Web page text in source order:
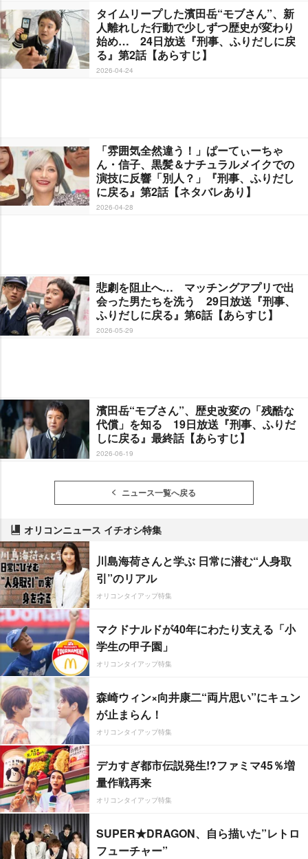
タイムリープした濱田岳“モブさん”、新
人離れした行動で少しずつ歴史が変わり
始め… 24日放送『刑事、ふりだしに戻
る』第2話【あらすじ】
2026-04-24
「雰囲気全然違う！」ぱーてぃーちゃ
ん・信子、黒髪＆ナチュラルメイクでの
演技に反響「別人？」『刑事、ふりだし
に戻る』第2話【ネタバレあり】
2026-04-28
悲劇を阻止へ… マッチングアプリで出
会った男たちを洗う 29日放送『刑事、
ふりだしに戻る』第6話【あらすじ】
2026-05-29
濱田岳“モブさん”、歴史改変の「残酷な
代償」を知る 19日放送『刑事、ふりだ
しに戻る』最終話【あらすじ】
2026-06-19
ニュース一覧へ戻る
オリコンニュース イチオシ特集
川島海荷さんと学ぶ 日常に潜む“人身取
引”のリアル
オリコンタイアップ特集
マクドナルドが40年にわたり支える「小
学生の甲子園」
オリコンタイアップ特集
森崎ウィン×向井康二“両片思い”にキュン
が止まらん！
オリコンタイアップ特集
デカすぎ都市伝説発生!?ファミマ45％増
量作戦再来
オリコンタイアップ特集
SUPER★DRAGON、自ら描いた”レトロ
フューチャー”